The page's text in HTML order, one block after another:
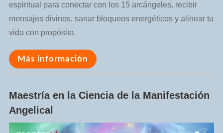
espiritual para conectar con los 15 arcángeles, recibir
mensajes divinos, sanar bloqueos energéticos y alinear tu
vida con propósito.
Más información
Maestría en la Ciencia de la Manifestación
Angelical